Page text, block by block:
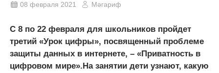
08 февраля 2021 Мәгариф
С 8 по 22 февраля для школьников пройдет
третий «Урок цифры», посвященный проблеме
защиты данных в интернете, – «Приватность в
цифровом мире».На занятии дети узнают, какую